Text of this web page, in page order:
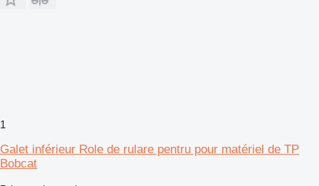
1
Galet inférieur Role de rulare pentru pour matériel de TP
Bobcat